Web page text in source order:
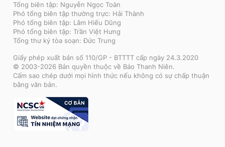
Tổng biên tập: Nguyễn Ngọc Toàn
Phó tổng biên tập thường trực: Hải Thành
Phó tổng biên tập: Lâm Hiếu Dũng
Phó tổng biên tập: Trần Việt Hưng
Tổng thư ký tòa soạn: Đức Trung
Giấy phép xuất bản số 110/GP - BTTTT cấp ngày 24.3.2020
© 2003-2026 Bản quyền thuộc về Báo Thanh Niên.
Cấm sao chép dưới mọi hình thức nếu không có sự chấp thuận
bằng văn bản.